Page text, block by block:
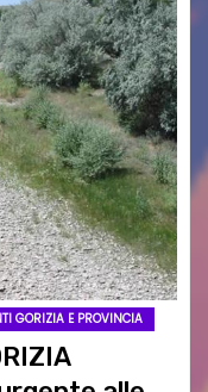
GORIZIA E PROVINCIA